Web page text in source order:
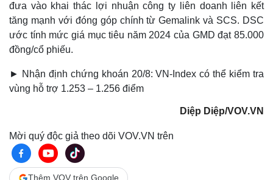
Vụ án
Tin nóng
Tư vấn luật
Quân sự - Quốc phòng
Vũ khí
Việt Nam
đưa vào khai thác lợi nhuận công ty liên doanh liên kết
tăng mạnh với đóng góp chính từ Gemalink và SCS. DSC
ước tính mức giá mục tiêu năm 2024 của GMD đạt 85.000
đồng/cổ phiếu.
► Nhận định chứng khoán 20/8: VN-Index có thể kiểm tra
vùng hỗ trợ 1.253 – 1.256 điểm
Diệp Diệp/VOV.VN
Mời quý độc giả theo dõi VOV.VN trên
Thêm VOV trên Google